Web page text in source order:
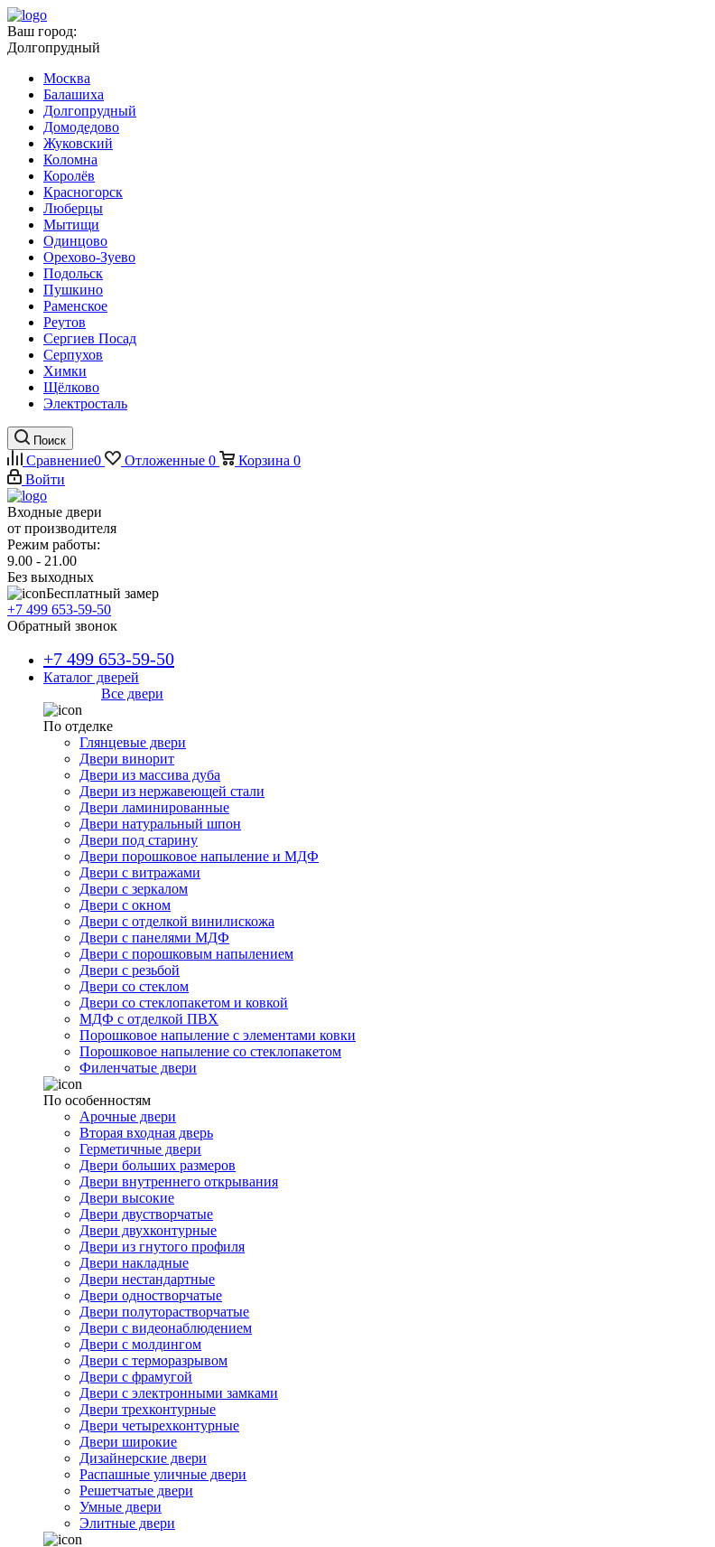
Ваш город:
Долгопрудный
Москва
Балашиха
Долгопрудный
Домодедово
Жуковский
Коломна
Королёв
Красногорск
Люберцы
Мытищи
Одинцово
Орехово-Зуево
Подольск
Пушкино
Раменское
Реутов
Сергиев Посад
Серпухов
Химки
Щёлково
Электросталь
Поиск
Сравнение0 Отложенные 0 Корзина 0
Войти
Входные двери
от производителя
Режим работы:
9.00 - 21.00
Без выходных
Бесплатный замер
+7 499 653-59-50
Обратный звонок
+7 499 653-59-50
Каталог дверей
Все двери
По отделке
Глянцевые двери
Двери винорит
Двери из массива дуба
Двери из нержавеющей стали
Двери ламинированные
Двери натуральный шпон
Двери под старину
Двери порошковое напыление и МДФ
Двери с витражами
Двери с зеркалом
Двери с окном
Двери с отделкой винилискожа
Двери с панелями МДФ
Двери с порошковым напылением
Двери с резьбой
Двери со стеклом
Двери со стеклопакетом и ковкой
МДФ с отделкой ПВХ
Порошковое напыление с элементами ковки
Порошковое напыление со стеклопакетом
Филенчатые двери
По особенностям
Арочные двери
Вторая входная дверь
Герметичные двери
Двери больших размеров
Двери внутреннего открывания
Двери высокие
Двери двустворчатые
Двери двухконтурные
Двери из гнутого профиля
Двери накладные
Двери нестандартные
Двери одностворчатые
Двери полуторастворчатые
Двери с видеонаблюдением
Двери с молдингом
Двери с терморазрывом
Двери с фрамугой
Двери с электронными замками
Двери трехконтурные
Двери четырехконтурные
Двери широкие
Дизайнерские двери
Распашные уличные двери
Решетчатые двери
Умные двери
Элитные двери